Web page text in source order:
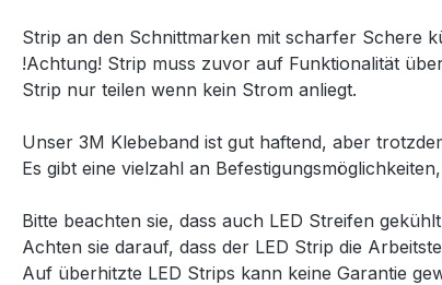
Strip an den Schnittmarken mit scharfer Schere
!Achtung! Strip muss zuvor auf Funktionalität
Strip nur teilen wenn kein Strom anliegt.
Unser 3M Klebeband ist gut haftend, aber
Es gibt eine vielzahl an
Bitte beachten sie, dass auch LED Streifen
Achten sie darauf, dass der LED Strip die
Auf überhitzte LED Strips kann keine Garantie